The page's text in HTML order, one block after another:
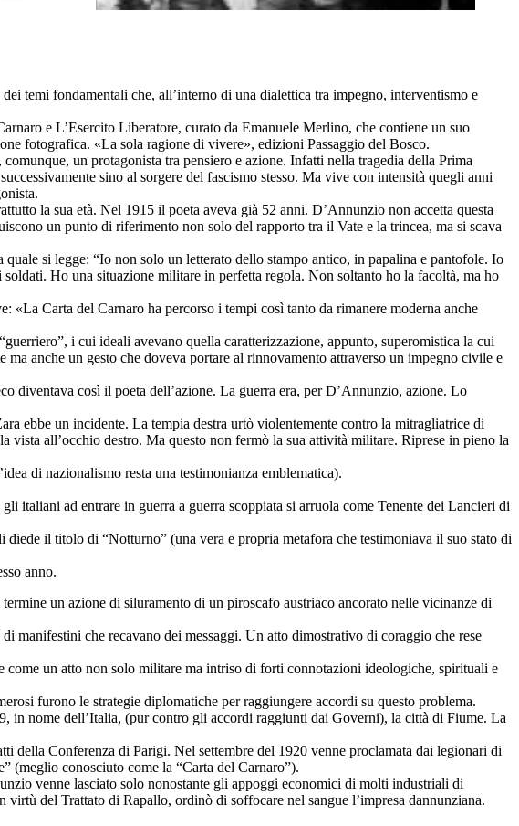
temi fondamentali che, all’interno di una dialettica tra impegno, interventismo e
e L’Esercito Liberatore, curato da Emanuele Merlino, che contiene un suo
fotografica. «La sola ragione di vivere», edizioni Passaggio del Bosco.
un protagonista tra pensiero e azione. Infatti nella tragedia della Prima
sino al sorgere del fascismo stesso. Ma vive con intensità quegli anni
la sua età. Nel 1915 il poeta aveva già 52 anni. D’Annunzio non accetta questa
un punto di riferimento non solo del rapporto tra il Vate e la trincea, ma si scava
si legge: “Io non solo un letterato dello stampo antico, in papalina e pantofole. Io
Ho una situazione militare in perfetta regola. Non soltanto ho la facoltà, ma ho
Carta del Carnaro ha percorso i tempi così tanto da rimanere moderna anche
i cui ideali avevano quella caratterizzazione, appunto, superomistica la cui
anche un gesto che doveva portare al rinnovamento attraverso un impegno civile e
diventava così il poeta dell’azione. La guerra era, per D’Annunzio, azione. Lo
ebbe un incidente. La tempia destra urtò violentemente contro la mitragliatrice di
vista all’occhio destro. Ma questo non fermò la sua attività militare. Riprese in pieno la
di nazionalismo resta una testimonianza emblematica).
italiani ad entrare in guerra a guerra scoppiata si arruola come Tenente dei Lancieri di
il titolo di “Notturno” (una vera e propria metafora che testimoniava il suo stato di
anno.
un azione di siluramento di un piroscafo austriaco ancorato nelle vicinanze di
manifestini che recavano dei messaggi. Un atto dimostrativo di coraggio che rese
come un atto non solo militare ma intriso di forti connotazioni ideologiche, spirituali e
furono le strategie diplomatiche per raggiungere accordi su questo problema.
in nome dell’Italia, (pur contro gli accordi raggiunti dai Governi), la città di Fiume. La
della Conferenza di Parigi. Nel settembre del 1920 venne proclamata dai legionari di
(meglio conosciuto come la “Carta del Carnaro”).
venne lasciato solo nonostante gli appoggi economici di molti industriali di
del Trattato di Rapallo, ordinò di soffocare nel sangue l’impresa dannunziana.